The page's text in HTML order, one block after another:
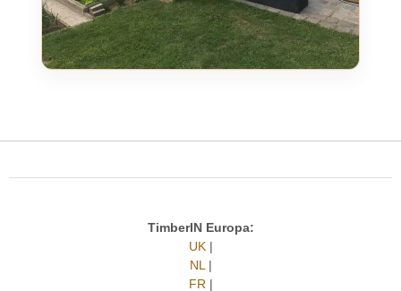
TimberIN Europa:
UK|
NL |
FR |